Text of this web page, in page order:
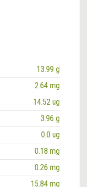
13.99 g
2.64 mg
14.52 ug
3.96 g
0.0 ug
0.18 mg
0.26 mg
15.84 mg